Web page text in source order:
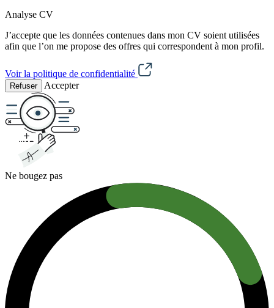
Analyse CV
J’accepte que les données contenues dans mon CV soient utilisées
afin que l’on me propose des offres qui correspondent à mon profil.
Voir la politique de confidentialité
Refuser Accepter
Ne bougez pas